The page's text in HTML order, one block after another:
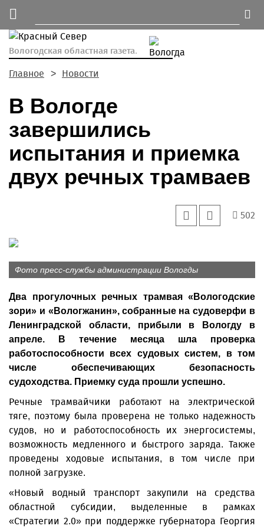
Вологодская областная газета.
Главное Новости
В Вологде
завершились
испытания и приемка
двух речных трамваев
502
Фото пресс-службы администрации Вологды
Два прогулочных речных трамвая «Вологодские
зори» и «Вологжанин», собранные на судоверфи в
Ленинградской области, прибыли в Вологду в
апреле. В течение месяца шла проверка
работоспособности всех судовых систем, в том
числе обеспечивающих безопасность
судоходства. Приемку суда прошли успешно.
Речные трамвайчики работают на электрической
тяге, поэтому была проверена не только надежность
судов, но и работоспособность их энергосистемы,
возможность медленного и быстрого заряда. Также
проведены ходовые испытания, в том числе при
полной загрузке.
«Новый водный транспорт закупили на средства
областной субсидии, выделенные в рамках
«Стратегии 2.0» при поддержке губернатора Георгия